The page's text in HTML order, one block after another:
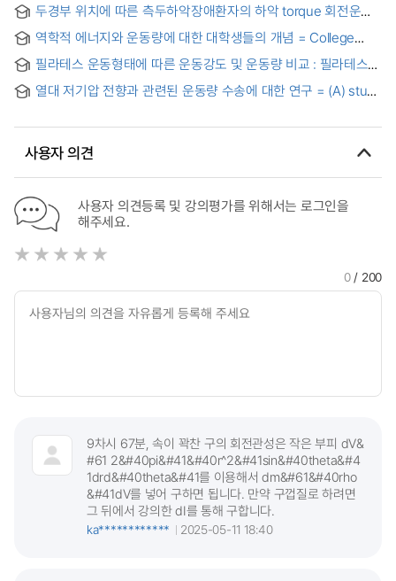
characteristics of unlike doublet and unlike split triplet
injectors
두경부 위치에 따른 측두하악장애환자의 하악 torque 회전운동
Movement of Mandible in Patients with
Temporomandibular Disorders
역학적 에너지와 운동량에 대한 대학생들의 개념 = College
momentum
필라테스 운동형태에 따른 운동강도 및 운동량 비교 : 필라테스
열대 저기압 전향과 관련된 운동량 수송에 대한 연구 = (A) study
사용자 의견
사용자 의견등록 및 강의평가를 위해서는 로그인을
해주세요.
0/ 200
9차시 67분, 속이 꽉찬 구의 회전관성은 작은 부피 dV&
#61 2&#40pi&#41&#40r^2&#41sin&#40theta&#4
1drd&#40theta&#41를 이용해서 dm&#61&#40rho
&#41dV를 넣어 구하면 됩니다. 만약 구껍질로 하려면
그 뒤에서 강의한 dI를 통해 구합니다.
ka************
2025-05-11 18:40